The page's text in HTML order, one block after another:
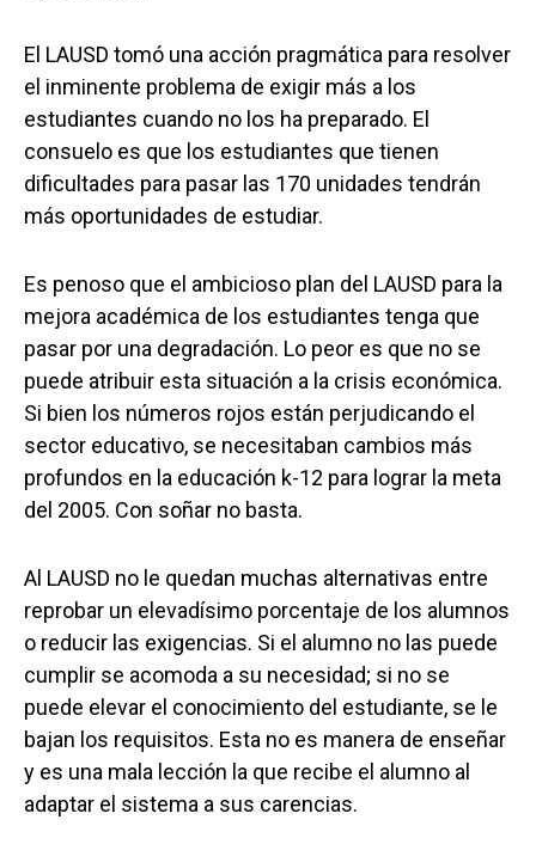
El LAUSD tomó una acción pragmática para resolver
el inminente problema de exigir más a los
estudiantes cuando no los ha preparado. El
consuelo es que los estudiantes que tienen
dificultades para pasar las 170 unidades tendrán
más oportunidades de estudiar.
Es penoso que el ambicioso plan del LAUSD para la
mejora académica de los estudiantes tenga que
pasar por una degradación. Lo peor es que no se
puede atribuir esta situación a la crisis económica.
Si bien los números rojos están perjudicando el
sector educativo, se necesitaban cambios más
profundos en la educación k-12 para lograr la meta
del 2005. Con soñar no basta.
Al LAUSD no le quedan muchas alternativas entre
reprobar un elevadísimo porcentaje de los alumnos
o reducir las exigencias. Si el alumno no las puede
cumplir se acomoda a su necesidad; si no se
puede elevar el conocimiento del estudiante, se le
bajan los requisitos. Esta no es manera de enseñar
y es una mala lección la que recibe el alumno al
adaptar el sistema a sus carencias.